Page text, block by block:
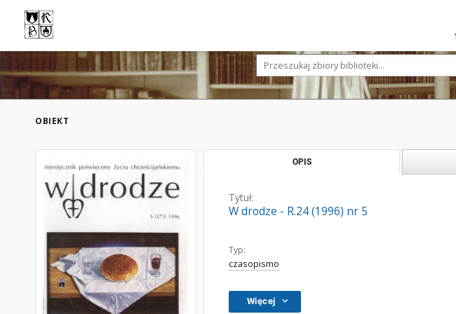
OBIEKT
OPIS
Tytuł:
W drodze - R.24 (1996) nr 5
Typ:
czasopismo
Więcej